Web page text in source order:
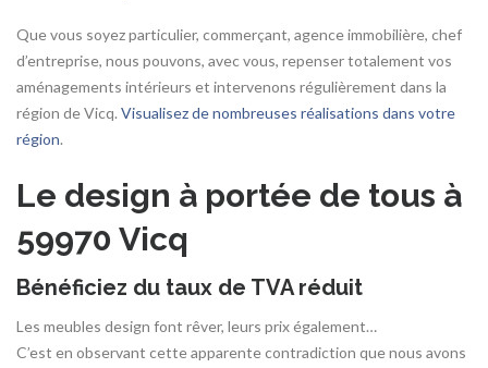
Que vous soyez particulier, commerçant, agence immobilière, chef
d’entreprise, nous pouvons, avec vous, repenser totalement vos
aménagements intérieurs et intervenons régulièrement dans la
région de Vicq. Visualisez de nombreuses réalisations dans votre
région.
Le design à portée de tous à
59970 Vicq
Bénéficiez du taux de TVA réduit
Les meubles design font rêver, leurs prix également…
C’est en observant cette apparente contradiction que nous avons